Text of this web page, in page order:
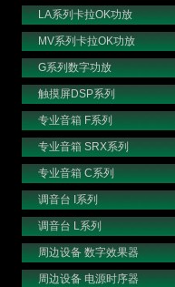
LA系列卡拉OK功放
MV系列卡拉OK功放
G系列数字功放
触摸屏DSP系列
专业音箱 F系列
专业音箱 SRX系列
专业音箱 C系列
调音台 I系列
调音台 L系列
周边设备 数字效果器
周边设备 电源时序器